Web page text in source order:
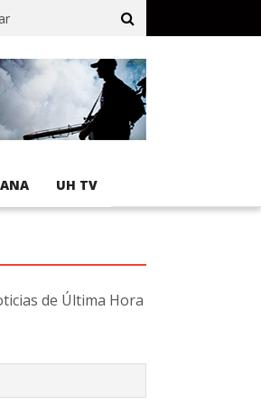
en obras de terracería
UH TV
de Última Hora